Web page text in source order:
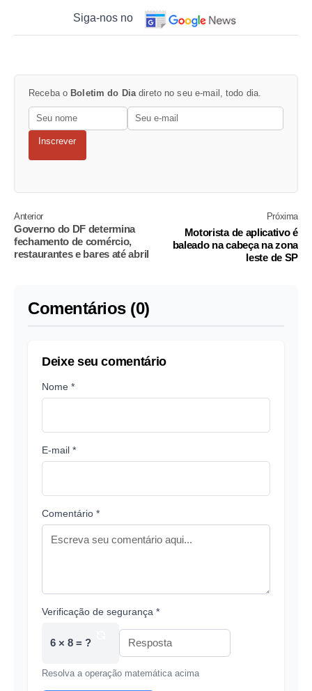
Siga-nos no
Receba o Boletim do Diadireto no seu e-mail, todo dia.
Inscrever
Anterior
Governo do DF determina
fechamento de comércio,
restaurantes e bares até abril
Próxima
Motorista de aplicativo é
baleado na cabeça na zona
leste de SP
Comentários (0)
Deixe seu comentário
Nome *
E-mail *
Comentário *
Verificação de segurança *
6 × 8 = ?
Resolva a operação matemática acima